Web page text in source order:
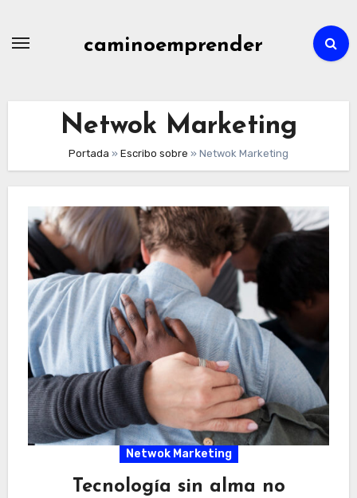
caminoemprender
Netwok Marketing
Portada » Escribo sobre » Netwok Marketing
Netwok Marketing
Tecnología sin alma no